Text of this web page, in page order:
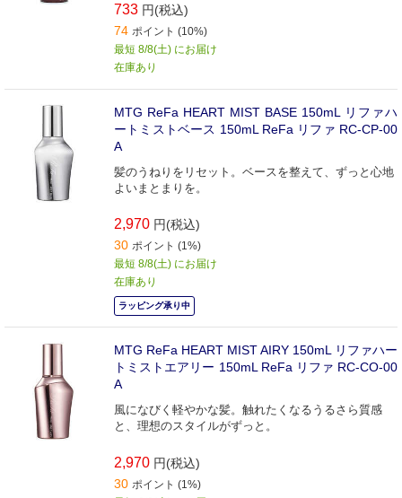
733 円(税込)
74 ポイント (10%)
最短 8/8(土) にお届け
在庫あり
MTG ReFa HEART MIST BASE 150mL リファハ
ートミストベース 150mL ReFa リファ RC-CP-00
A
髪のうねりをリセット。ベースを整えて、ずっと心地
よいまとまりを。
2,970 円(税込)
30 ポイント (1%)
最短 8/8(土) にお届け
在庫あり
ラッピング承り中
MTG ReFa HEART MIST AIRY 150mL リファハー
トミストエアリー 150mL ReFa リファ RC-CO-00
A
風になびく軽やかな髪。触れたくなるうるさら質感
と、理想のスタイルがずっと。
2,970 円(税込)
30 ポイント (1%)